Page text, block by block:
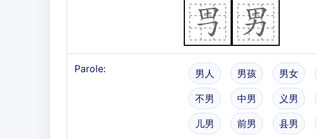
Parole: 男人 男孩 男女
不男 中男 义男
儿男 前男 县男